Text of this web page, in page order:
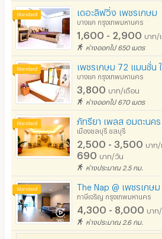
เดอะลิฟวิ่ง เพชรเกษม
บางแค กรุงเทพมหานคร
1,600 - 2,900 บาท/
ห่างออกไป 650 เมตร
เพชรเกษม 72 แมนชั่น
บางแค กรุงเทพมหานคร
3,800 บาท/เดือน
ห่างออกไป 670 เมตร
ภัทรียา เพลส อมตะนคร
เมืองชลบุรี ชลบุรี
2,500 - 3,500 บาท/
690 บาท/วัน
ห่างประมาณ 2.5 กม.
ภาษีเจริญ กรุงเทพมหานคร
4,300 - 8,000 บาท
ห่างประมาณ 2.6 กม.